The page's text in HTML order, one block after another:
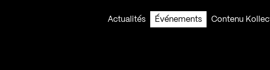
Actualités
Événements Contenu